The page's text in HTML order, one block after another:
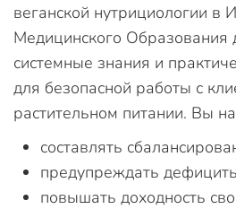
веганской нутрициологии в
Медицинского Образования
системные знания и
для безопасной работы с
растительном питании. Вы
составлять
предупреждать
повышать доходность